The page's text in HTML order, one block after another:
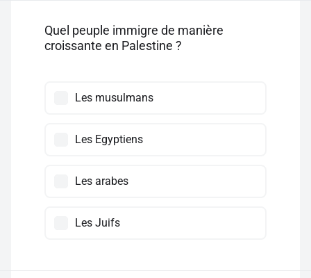
Quel peuple immigre de manière
croissante en Palestine ?
Les musulmans
Les Egyptiens
Les arabes
Les Juifs